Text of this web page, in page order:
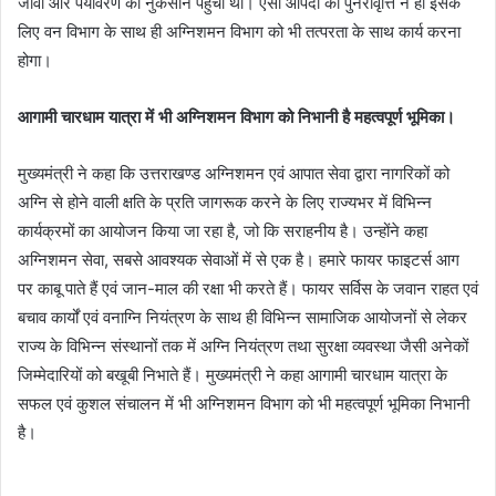
लिए वन विभाग के साथ ही अग्निशमन विभाग को भी तत्परता के साथ कार्य करना
होगा।
आगामी चारधाम यात्रा में भी अग्निशमन विभाग को निभानी है महत्वपूर्ण भूमिका।
मुख्यमंत्री ने कहा कि उत्तराखण्ड अग्निशमन एवं आपात सेवा द्वारा नागरिकों को
अग्नि से होने वाली क्षति के प्रति जागरूक करने के लिए राज्यभर में विभिन्न
कार्यक्रमों का आयोजन किया जा रहा है, जो कि सराहनीय है। उन्होंने कहा
अग्निशमन सेवा, सबसे आवश्यक सेवाओं में से एक है। हमारे फायर फाइटर्स आग
पर काबू पाते हैं एवं जान-माल की रक्षा भी करते हैं। फायर सर्विस के जवान राहत एवं
बचाव कार्यों एवं वनाग्नि नियंत्रण के साथ ही विभिन्न सामाजिक आयोजनों से लेकर
राज्य के विभिन्न संस्थानों तक में अग्नि नियंत्रण तथा सुरक्षा व्यवस्था जैसी अनेकों
जिम्मेदारियों को बखूबी निभाते हैं। मुख्यमंत्री ने कहा आगामी चारधाम यात्रा के
सफल एवं कुशल संचालन में भी अग्निशमन विभाग को भी महत्वपूर्ण भूमिका निभानी
है।